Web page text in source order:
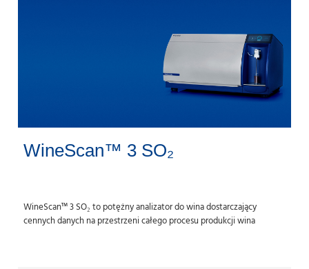
WineScan™ 3 SO₂
WineScan™ 3 SO₂ to potężny analizator do wina dostarczający
cennych danych na przestrzeni całego procesu produkcji wina